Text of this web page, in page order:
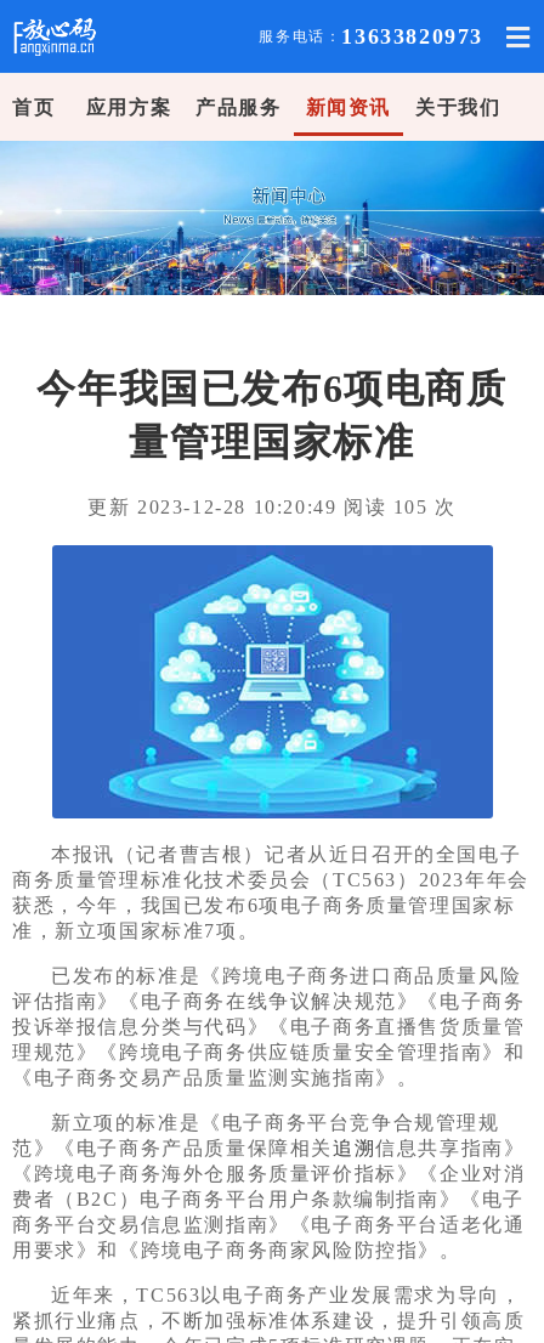
服务电话： 13633820973
首页 应用方案 产品服务 新闻资讯 关于我们
今年我国已发布6项电商质
量管理国家标准
更新 2023-12-28 10:20:49 阅读 105 次
本报讯（记者曹吉根）记者从近日召开的全国电子
商务质量管理标准化技术委员会（TC563）2023年年会
获悉，今年，我国已发布6项电子商务质量管理国家标
准，新立项国家标准7项。
已发布的标准是《跨境电子商务进口商品质量风险
评估指南》《电子商务在线争议解决规范》《电子商务
投诉举报信息分类与代码》《电子商务直播售货质量管
理规范》《跨境电子商务供应链质量安全管理指南》和
《电子商务交易产品质量监测实施指南》。
新立项的标准是《电子商务平台竞争合规管理规
范》《电子商务产品质量保障相关追溯信息共享指南》
《跨境电子商务海外仓服务质量评价指标》《企业对消
费者（B2C）电子商务平台用户条款编制指南》《电子
商务平台交易信息监测指南》《电子商务平台适老化通
用要求》和《跨境电子商务商家风险防控指》。
近年来，TC563以电子商务产业发展需求为导向，
紧抓行业痛点，不断加强标准体系建设，提升引领高质